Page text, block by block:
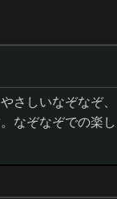
さしいなぞなぞ、
なぞなぞでの楽し